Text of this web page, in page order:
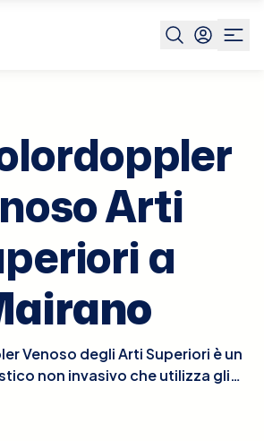
Ecocolordoppler Venoso Arti Superiori
Arti
a
Venoso degli Arti Superiori è un
non invasivo che utilizza gli
il flusso sanguigno nelle